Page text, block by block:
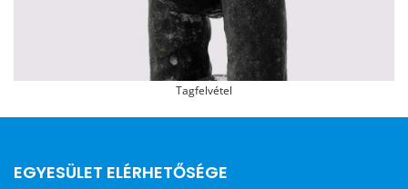
Tagfelvétel
EGYESÜLET ELÉRHETŐSÉGE